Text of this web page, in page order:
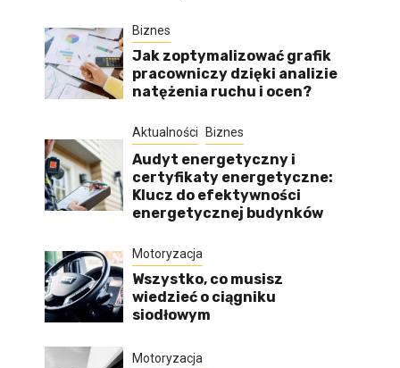
Biznes
Jak zoptymalizować grafik
pracowniczy dzięki analizie
natężenia ruchu i ocen?
Aktualności Biznes
Audyt energetyczny i
certyfikaty energetyczne:
Klucz do efektywności
energetycznej budynków
Motoryzacja
Wszystko, co musisz
wiedzieć o ciągniku
siodłowym
Motoryzacja